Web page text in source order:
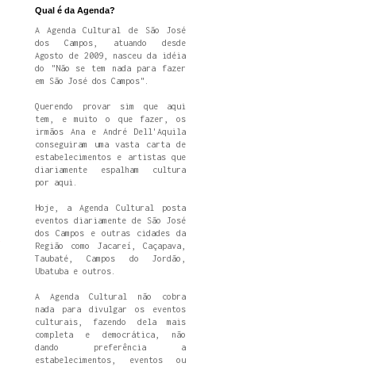
Qual é da Agenda?
A Agenda Cultural de São José
dos Campos, atuando desde
Agosto de 2009, nasceu da idéia
do "Não se tem nada para fazer
em São José dos Campos".
Querendo provar sim que aqui
tem, e muito o que fazer, os
irmãos Ana e André Dell'Aquila
conseguiram uma vasta carta de
estabelecimentos e artistas que
diariamente espalham cultura
por aqui.
Hoje, a Agenda Cultural posta
eventos diariamente de São José
dos Campos e outras cidades da
Região como Jacareí, Caçapava,
Taubaté, Campos do Jordão,
Ubatuba e outros.
A Agenda Cultural não cobra
nada para divulgar os eventos
culturais, fazendo dela mais
completa e democrática, não
dando preferência a
estabelecimentos, eventos ou